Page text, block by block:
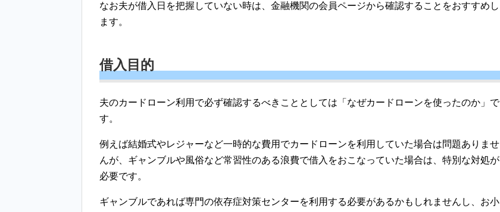
なお夫が借入日を把握していない時は、金融機関の会員ページから確認することをおすすめし
ます。
借入目的
夫のカードローン利用で必ず確認するべきこととしては「なぜカードローンを使ったのか」で
す。
例えば結婚式やレジャーなど一時的な費用でカードローンを利用していた場合は問題ありませ
んが、ギャンブルや風俗など常習性のある浪費で借入をおこなっていた場合は、特別な対処が
必要です。
ギャンブルであれば専門の依存症対策センターを利用する必要があるかもしれませんし、お小